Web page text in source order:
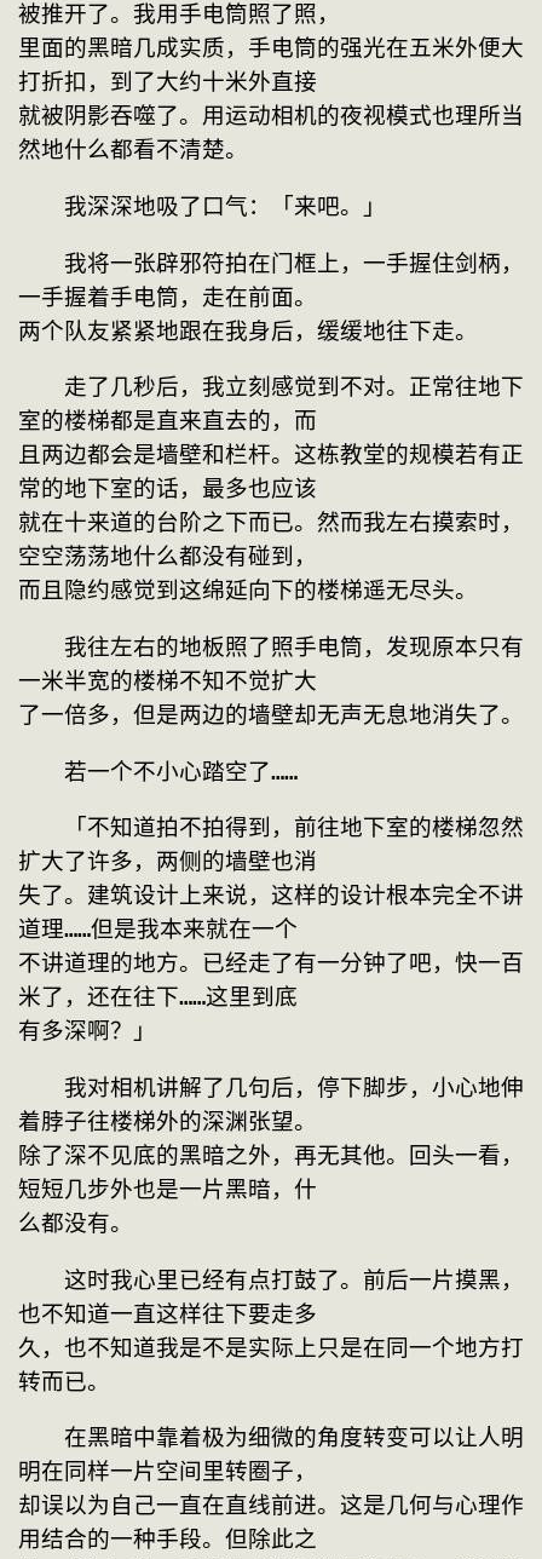
被推开了。我用手电筒照了照，
里面的黑暗几成实质，手电筒的强光在五米外便大
打折扣，到了大约十米外直接
就被阴影吞噬了。用运动相机的夜视模式也理所当
然地什么都看不清楚。
我深深地吸了口气：「来吧。」
我将一张辟邪符拍在门框上，一手握住剑柄，
一手握着手电筒，走在前面。
两个队友紧紧地跟在我身后，缓缓地往下走。
走了几秒后，我立刻感觉到不对。正常往地下
室的楼梯都是直来直去的，而
且两边都会是墙壁和栏杆。这栋教堂的规模若有正
常的地下室的话，最多也应该
就在十来道的台阶之下而已。然而我左右摸索时，
空空荡荡地什么都没有碰到，
而且隐约感觉到这绵延向下的楼梯遥无尽头。
我往左右的地板照了照手电筒，发现原本只有
一米半宽的楼梯不知不觉扩大
了一倍多，但是两边的墙壁却无声无息地消失了。
若一个不小心踏空了……
「不知道拍不拍得到，前往地下室的楼梯忽然
扩大了许多，两侧的墙壁也消
失了。建筑设计上来说，这样的设计根本完全不讲
道理……但是我本来就在一个
不讲道理的地方。已经走了有一分钟了吧，快一百
米了，还在往下……这里到底
有多深啊？」
我对相机讲解了几句后，停下脚步，小心地伸
着脖子往楼梯外的深渊张望。
除了深不见底的黑暗之外，再无其他。回头一看，
短短几步外也是一片黑暗，什
么都没有。
这时我心里已经有点打鼓了。前后一片摸黑，
也不知道一直这样往下要走多
久，也不知道我是不是实际上只是在同一个地方打
转而已。
在黑暗中靠着极为细微的角度转变可以让人明
明在同样一片空间里转圈子，
却误以为自己一直在直线前进。这是几何与心理作
用结合的一种手段。但除此之